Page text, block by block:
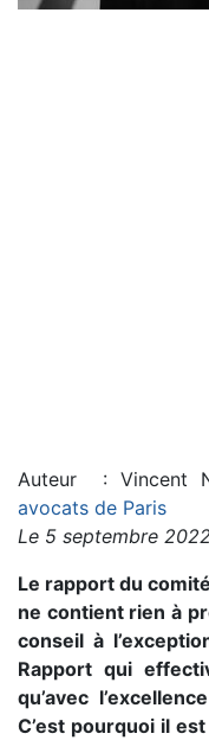
Auteur : Vincent
avocats de Paris
Le 5 septembre 2022
Le rapport du
ne contient rien à
conseil à
Rapport qui
qu’avec
C’est pourquoi il